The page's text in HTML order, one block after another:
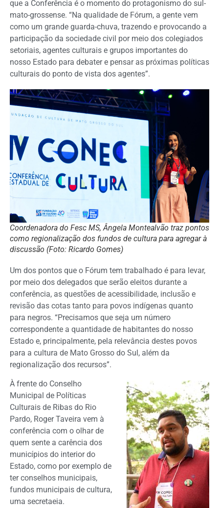
que a Conferência é o momento do protagonismo do sul-
mato-grossense. “Na qualidade de Fórum, a gente vem
como um grande guarda-chuva, trazendo e provocando a
participação da sociedade civil por meio dos colegiados
setoriais, agentes culturais e grupos importantes do
nosso Estado para debater e pensar as próximas políticas
culturais do ponto de vista dos agentes”.
Coordenadora do Fesc MS, Ângela Montealvão traz pontos
como regionalização dos fundos de cultura para agregar à
discussão (Foto: Ricardo Gomes)
Um dos pontos que o Fórum tem trabalhado é para levar,
por meio dos delegados que serão eleitos durante a
conferência, as questões de acessibilidade, inclusão e
revisão das cotas tanto para povos indígenas quanto
para negros. “Precisamos que seja um número
correspondente a quantidade de habitantes do nosso
Estado e, principalmente, pela relevância destes povos
para a cultura de Mato Grosso do Sul, além da
regionalização dos recursos”.
À frente do Conselho
Municipal de Políticas
Culturais de Ribas do Rio
Pardo, Roger Taveira vem à
conferência com o olhar de
quem sente a carência dos
municípios do interior do
Estado, como por exemplo de
ter conselhos municipais,
fundos municipais de cultura,
uma secretaeia.